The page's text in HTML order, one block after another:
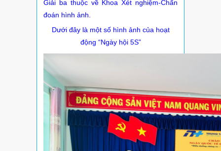
Giải ba thuộc về Khoa Xét nghiệm-Chẩn
đoán hình ảnh.
Dưới đây là một số hình ảnh của hoạt
động “Ngày hội 5S”